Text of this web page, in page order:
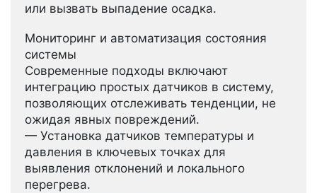
или вызвать выпадение осадка.
Мониторинг и автоматизация состояния
системы
Современные подходы включают
интеграцию простых датчиков в систему,
позволяющих отслеживать тенденции, не
ожидая явных повреждений.
— Установка датчиков температуры и
давления в ключевых точках для
выявления отклонений и локального
перегрева.